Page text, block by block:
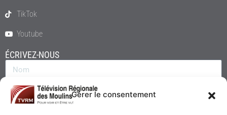
Gérer le consentement
TikTok
Youtube
ÉCRIVEZ-NOUS